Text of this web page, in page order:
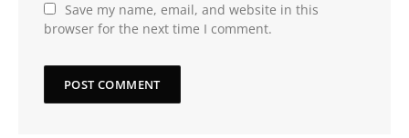
Save my name, email, and website in this
browser for the next time I comment.